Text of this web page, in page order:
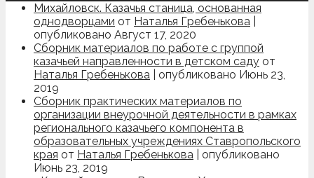
Михайловск. Казачья станица, основанная
однодворцами от Наталья Гребенькова
опубликовано Август 17, 2020
Сборник материалов по работе с группой
казачьей направленности в детском саду от
Наталья Гребенькова
опубликовано Июнь 23,
2019
Сборник практических материалов по
организации внеурочной деятельности в рамках
регионального казачьего компонента в
образовательных учреждениях Ставропольского
края от Наталья Гребенькова
опубликовано
Июнь 23, 2019